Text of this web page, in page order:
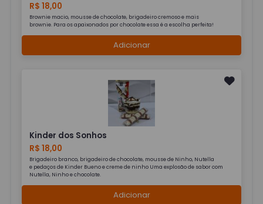
R$ 18,00
Brownie macio, mousse de chocolate, brigadeiro cremoso e mais
brownie. Para os apaixonados por chocolate essa é a escolha perfeita!
Adicionar
Kinder dos Sonhos
R$ 18,00
Brigadeiro branco, brigadeiro de chocolate, mousse de Ninho, Nutella
e pedaços de Kinder Bueno e creme de ninho Uma explosão de sabor com
Nutella, Ninho e chocolate.
Adicionar